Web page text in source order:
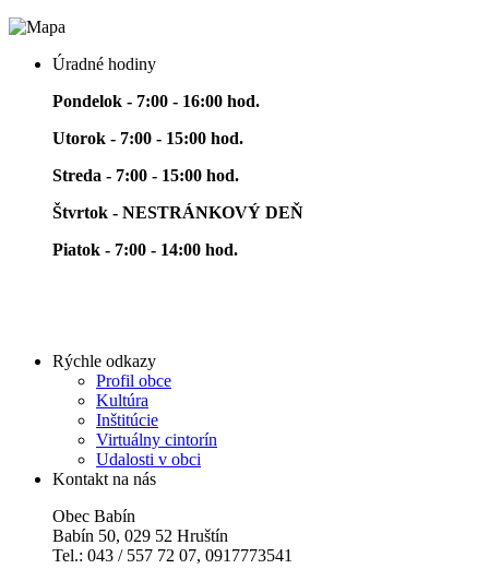
Úradné hodiny
Pondelok - 7:00 - 16:00 hod.
Utorok - 7:00 - 15:00 hod.
Streda - 7:00 - 15:00 hod.
Štvrtok - NESTRÁNKOVÝ DEŇ
Piatok - 7:00 - 14:00 hod.
Rýchle odkazy
Profil obce
Kultúra
Inštitúcie
Virtuálny cintorín
Udalosti v obci
Kontakt na nás
Obec Babín
Babín 50, 029 52 Hruštín
Tel.: 043 / 557 72 07, 0917773541